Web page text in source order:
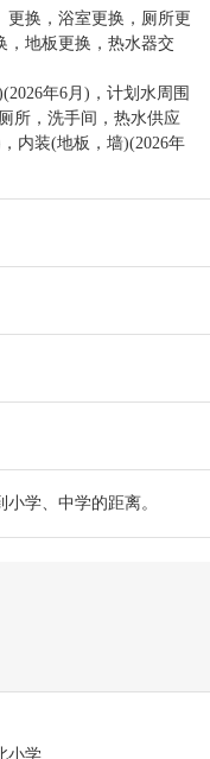
更换，浴室更换，厕所更
，地板更换，热水器交
年6月)，计划水周围
所，洗手间，热水供应
内装(地板，墙)(2026年
学、中学的距离。
小学